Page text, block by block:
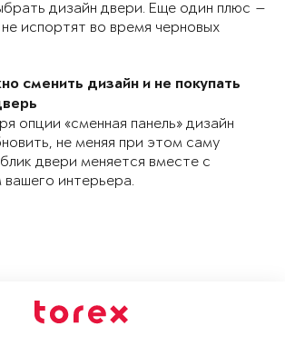
дизайн двери. Еще один плюс —
испортят во время черновых
сменить дизайн и не покупать
опции «сменная панель» дизайн
не меняя при этом саму
двери меняется вместе с
вашего интерьера.